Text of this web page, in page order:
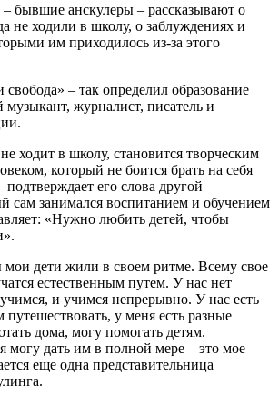
бывшие анскулеры – рассказывают о
не ходили в школу, о заблуждениях и
им приходилось из-за этого
– так определил образование
журналист, писатель и
ходит в школу, становится творческим
который не боится брать на себя
подтверждает его слова другой
сам занимался воспитанием и обучением
«Нужно любить детей, чтобы
дети жили в своем ритме. Всему свое
естественным путем. У нас нет
и учимся непрерывно. У нас есть
у меня есть разные
дома, могу помогать детям.
могу дать им в полной мере – это мое
еще одна представительница